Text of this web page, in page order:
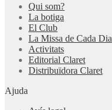
Qui som?
La botiga
El Club
La Missa de Cada Dia
Activitats
Editorial Claret
Distribuïdora Claret
Ajuda